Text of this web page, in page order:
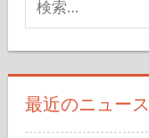
対
象:
最近のニュース